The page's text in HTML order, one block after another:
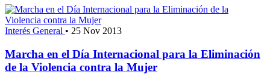
Interés General • 25 Nov 2013
Marcha en el Día Internacional para la Eliminación
de la Violencia contra la Mujer